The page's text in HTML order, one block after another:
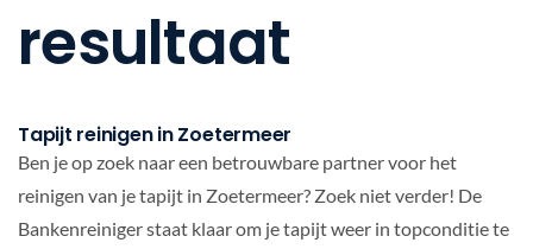
resultaat
Tapijt reinigen in Zoetermeer
Ben je op zoek naar een betrouwbare partner voor het
reinigen van je tapijt in Zoetermeer? Zoek niet verder! De
Bankenreiniger staat klaar om je tapijt weer in topconditie te